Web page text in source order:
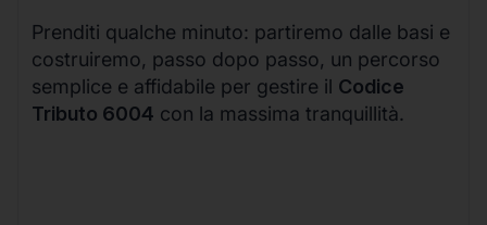
Prenditi qualche minuto: partiremo dalle basi e
costruiremo, passo dopo passo, un percorso
semplice e affidabile per gestire il Codice
Tributo 6004 con la massima tranquillità.